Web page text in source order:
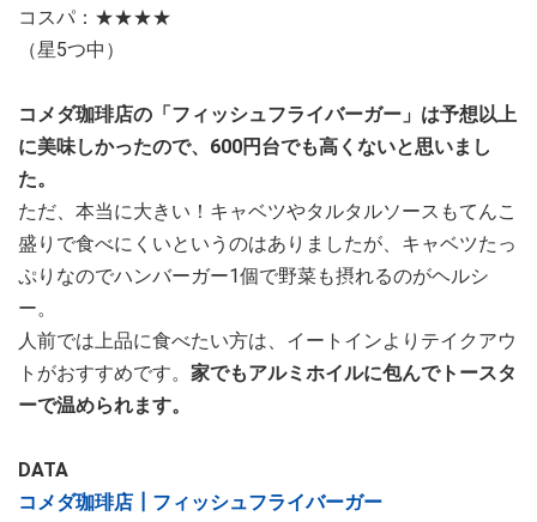
コスパ：★★★★
（星5つ中）
コメダ珈琲店の「フィッシュフライバーガー」は予想以上
に美味しかったので、600円台でも高くないと思いまし
た。
ただ、本当に大きい！キャベツやタルタルソースもてんこ
盛りで食べにくいというのはありましたが、キャベツたっ
ぷりなのでハンバーガー1個で野菜も摂れるのがヘルシ
ー。
人前では上品に食べたい方は、イートインよりテイクアウ
トがおすすめです。 家でもアルミホイルに包んでトースタ
ーで温められます。
DATA
コメダ珈琲店┃フィッシュフライバーガー